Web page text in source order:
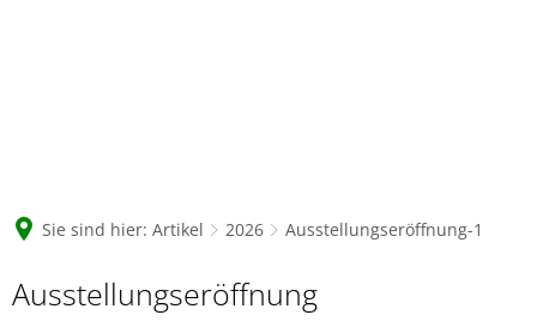
Sie sind hier: Artikel 2026 Ausstellungseröffnung-1
Ausstellungseröffnung